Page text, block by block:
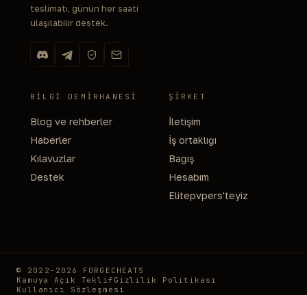
teslimatı, günün her saati
ulaşılabilir destek.
BILGI DEMIRHANESI
Blog ve rehberler
Haberler
Kılavuzlar
Destek
ŞIRKET
İletişim
İş ortaklığı
Bağış
Hesabım
Elitepvpers'teyiz
© 2022–2026 FORGECHEATS
Kamuya Açık Teklif Gizlilik Politikası
Kullanıcı Sözleşmesi